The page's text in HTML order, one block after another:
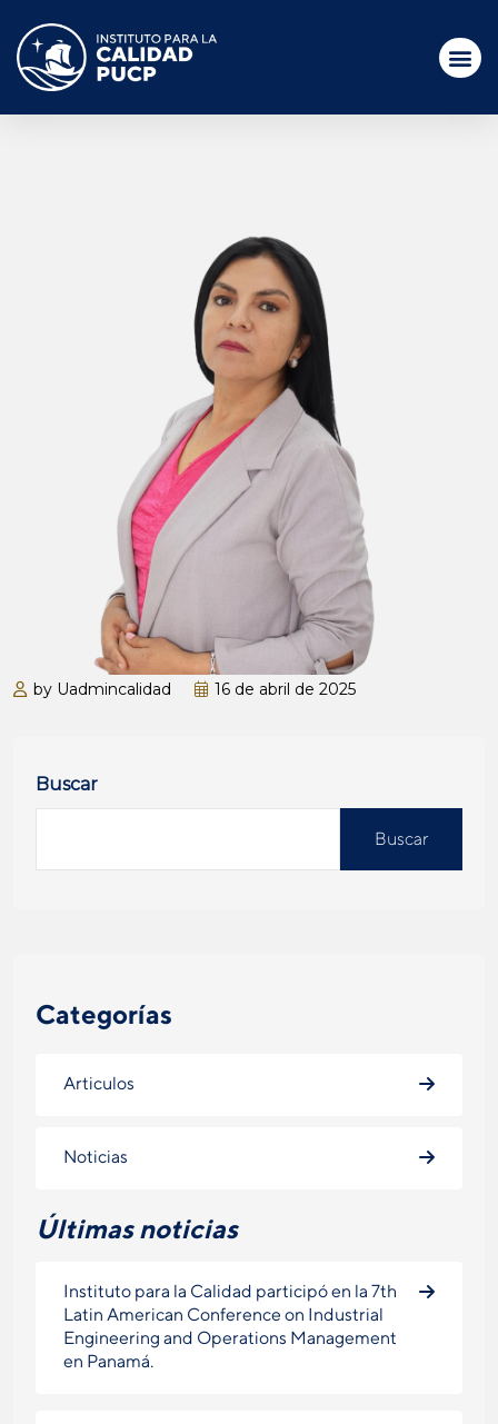
by Uadmincalidad 16 de abril de 2025
Buscar
Buscar
Categorías
Articulos
Noticias
Últimas noticias
Instituto para la Calidad participó en la 7th
Latin American Conference on Industrial
Engineering and Operations Management
en Panamá.